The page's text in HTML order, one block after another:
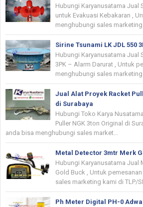
Hubungi Karyanusatama Jual
untuk Evakuasi Kebakaran ,
menghubungi sales marketing
Sirine Tsunami LK JDL 550
Hubungi Karyanusatama Jual
3PK – Alarm Darurat , Untuk
menghubungi sales marketing
Jual Alat Proyek Racket
di Surabaya
Hubungi Toko Karya
Puller NGK 3ton Original di
anda bisa menghubungi sales market...
Metal Detector 3mtr Merk
Hubungi Karyanusatama Jual
Gold Buck , Untuk
sales marketing kami di TLP/
Ph Meter Digital PH-0 Adwa